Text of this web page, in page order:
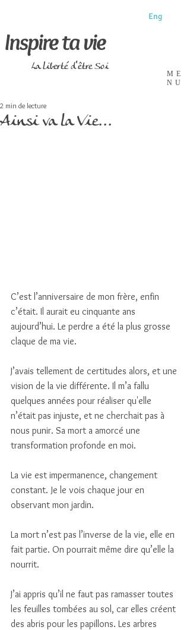
Inspire ta vie
La liberté d'être Soi
ME
NU
Eng
Ainsi va la Vie...
2 min de lecture
C’est l’anniversaire de mon frère, enfin
c’était. Il aurait eu cinquante ans
aujourd’hui. Le perdre a été la plus grosse
claque de ma vie.
J’avais tellement de certitudes alors, et une
vision de la vie différente. Il m’a fallu
quelques années pour réaliser qu'elle
n’était pas injuste, et ne cherchait pas à
nous punir. Sa mort a amorcé une
transformation profonde en moi.
La vie est impermanence, changement
constant. Je le vois chaque jour en
observant mon jardin.
La mort n’est pas l’inverse de la vie, elle en
fait partie. On pourrait même dire qu’elle la
nourrit.
J’ai appris qu’il ne faut pas ramasser toutes
les feuilles tombées au sol, car elles créent
des abris pour les papillons. Les arbres